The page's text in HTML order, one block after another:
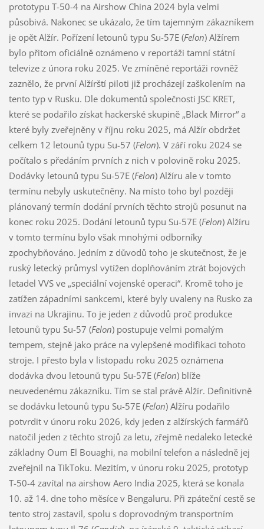
prototypu T-50-4 na Airshow China 2024 byla velmi
působivá. Nakonec se ukázalo, že tím tajemným zákazníkem
je opět Alžír. Pořízení letounů typu Su-57E (Felon) Alžírem
bylo přitom oficiálně oznámeno v reportáži tamní státní
televize z února roku 2025. Ve zmíněné reportáži rovněž
zaznělo, že první Alžírští piloti již procházejí zaškolením na
tento typ v Rusku. Dle dokumentů společnosti JSC KRET,
které se podařilo získat hackerské skupině „Black Mirror“ a
které byly zveřejněny v říjnu roku 2025, má Alžír obdržet
celkem 12 letounů typu Su-57 (Felon). V září roku 2024 se
počítalo s předáním prvních z nich v polovině roku 2025.
Dodávky letounů typu Su-57E (Felon) Alžíru ale v tomto
termínu nebyly uskutečněny. Na místo toho byl později
plánovaný termín dodání prvních těchto strojů posunut na
konec roku 2025. Dodání letounů typu Su-57E (Felon) Alžíru
v tomto termínu bylo však mnohými odborníky
zpochybňováno. Jedním z důvodů toho je skutečnost, že je
ruský letecký průmysl vytížen doplňováním ztrát bojových
letadel VVS ve „speciální vojenské operaci“. Kromě toho je
zatížen západními sankcemi, které byly uvaleny na Rusko za
invazi na Ukrajinu. To je jeden z důvodů proč produkce
letounů typu Su-57 (Felon) postupuje velmi pomalým
tempem, stejně jako práce na vylepšené modifikaci tohoto
stroje. I přesto byla v listopadu roku 2025 oznámena
dodávka dvou letounů typu Su-57E (Felon) blíže
neuvedenému zákazníku. Tím se stal právě Alžír. Definitivně
se dodávku letounů typu Su-57E (Felon) Alžíru podařilo
potvrdit v únoru roku 2026, kdy jeden z alžírských farmářů
natočil jeden z těchto strojů za letu, zřejmě nedaleko letecké
základny Oum El Bouaghi, na mobilní telefon a následně jej
zveřejnil na TikToku. Mezitím, v únoru roku 2025, prototyp
T-50-4 zavítal na airshow Aero India 2025, která se konala
10. až 14. dne toho měsíce v Bengaluru. Při zpáteční cestě se
tento stroj zastavil, spolu s doprovodným transportním